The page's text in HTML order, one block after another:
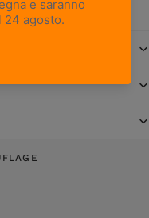
more